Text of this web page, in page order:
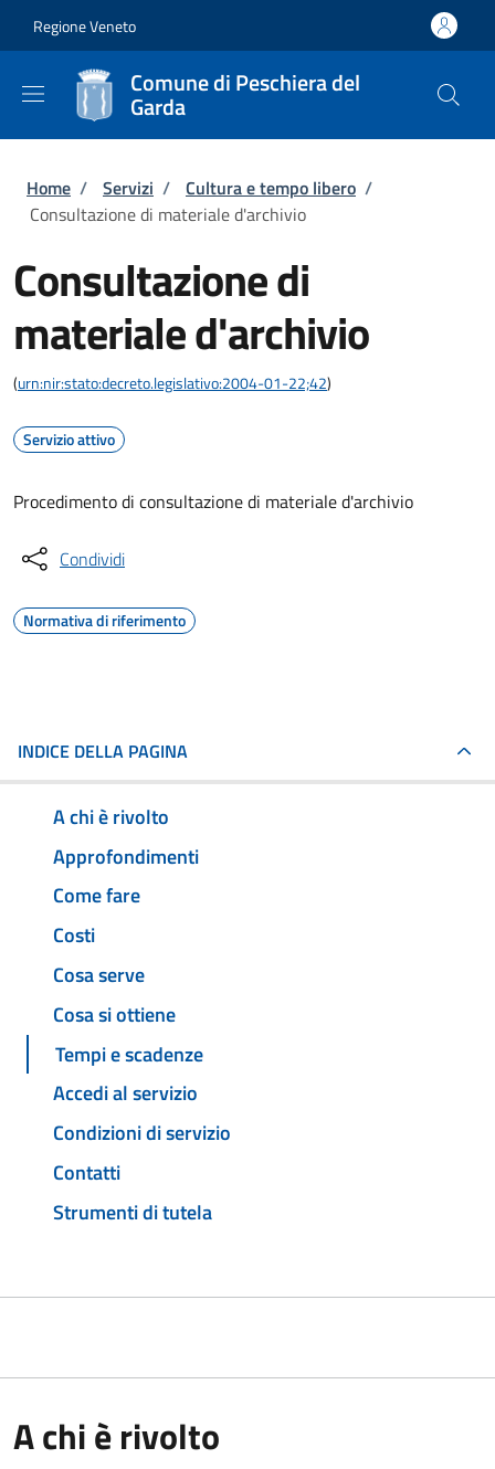
Regione Veneto
Comune di Peschiera del
Garda
Briciole di pane
Home / Servizi / Cultura e tempo libero /
Consultazione di materiale d'archivio
Consultazione di
materiale d'archivio
(urn:nir:stato:decreto.legislativo:2004-01-22;42)
Servizio attivo
Procedimento di consultazione di materiale d'archivio
Condividi
Normativa di riferimento
INDICE DELLA PAGINA
A chi è rivolto
Approfondimenti
Come fare
Costi
Cosa serve
Cosa si ottiene
Tempi e scadenze
Accedi al servizio
Condizioni di servizio
Contatti
Strumenti di tutela
A chi è rivolto